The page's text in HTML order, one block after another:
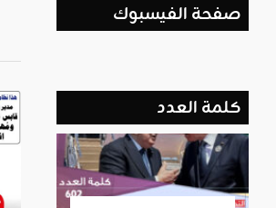
صفحة الفيسبوك
كلمة العدد